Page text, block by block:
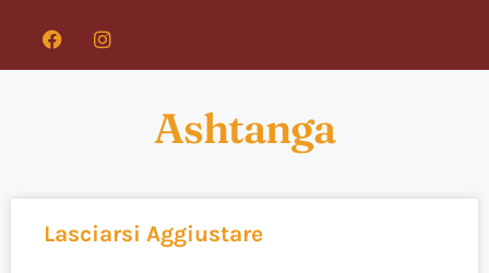
Ashtanga
Lasciarsi Aggiustare